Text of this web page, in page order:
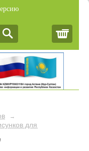
→
для дошкольников